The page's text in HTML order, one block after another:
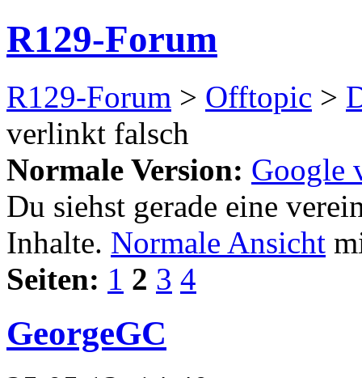
R129-Forum
R129-Forum > Offtopic >
verlinkt falsch
Normale Version: Google
Du siehst gerade eine
Inhalte. Normale Ansicht
Seiten: 1 2 3 4
GeorgeGC